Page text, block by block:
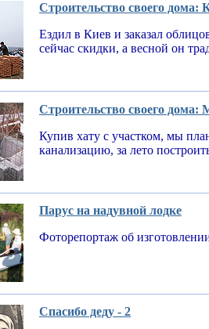
Строительство своего дома:
Ездил в Киев и заказал
сейчас скидки, а весной он
Строительство своего
Купив хату с участком, мы
канализацию, за лето
Парус на надувной лодке
Фоторепортаж об
Спасибо деду - 2